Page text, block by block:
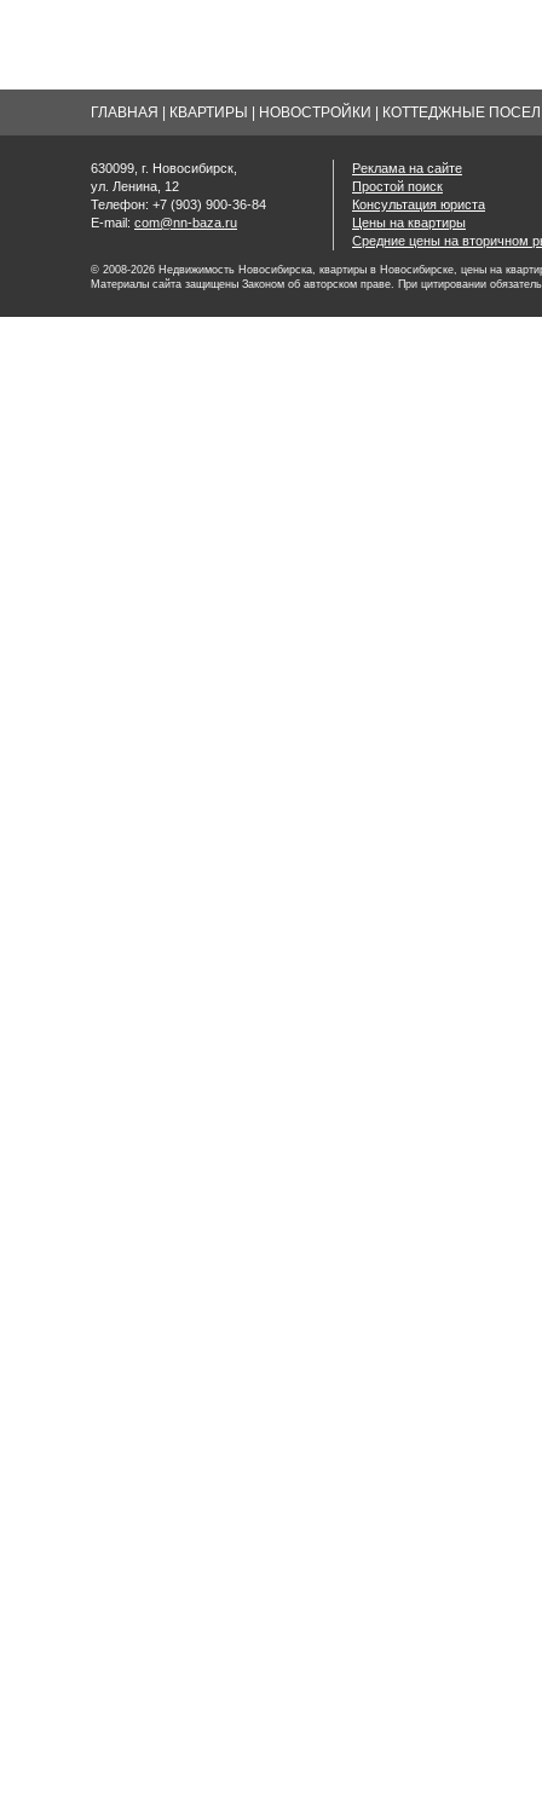
ГЛАВНАЯ КВАРТИРЫ НОВОСТРОЙКИ КОТТЕДЖНЫЕ
630099, г. Новосибирск,
ул. Ленина, 12
Телефон: +7 (903) 900-36-84
E-mail: com@nn-baza.ru
Реклама на сайте
Простой поиск
Консультация юриста
Цены на квартиры
Средние цены на вторичном
© 2008-2026 Недвижимость Новосибирска, квартиры в Новосибирске, цены на
Материалы сайта защищены Законом об авторском праве. При цитировании